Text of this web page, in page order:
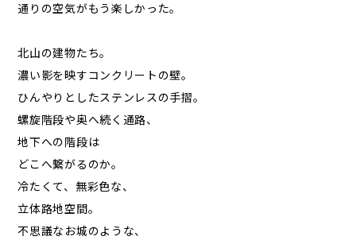
通りの空気がもう楽しかった。
北山の建物たち。
濃い影を映すコンクリートの壁。
ひんやりとしたステンレスの手摺。
螺旋階段や奥へ続く通路、
地下への階段は
どこへ繋がるのか。
冷たくて、無彩色な、
立体路地空間。
不思議なお城のような、